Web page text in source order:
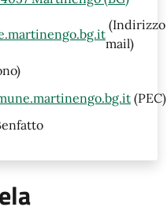
(Indirizzo
mail)
(PEC)